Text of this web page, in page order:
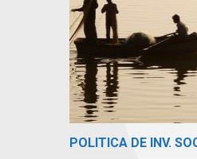
POLITICA DE INV.